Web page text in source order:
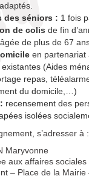
des séniors : 1 fois
de colis de fin
de plus de 67
en partenariat
(Aides
repas,
du domicile,…)
recensement des
isolées
s’adresser à :
Maryvonne
aux affaires sociales
– Place de la